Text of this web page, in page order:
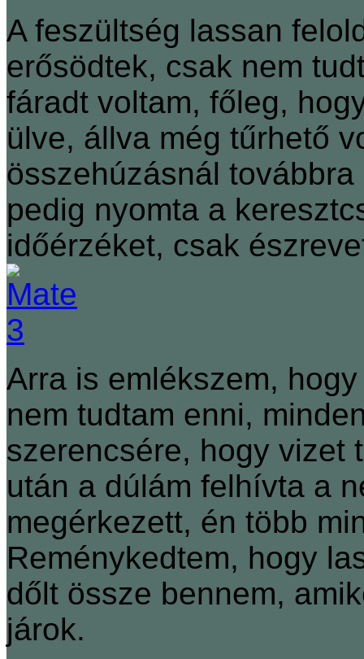
A feszültség lassan
erősödtek, csak nem
fáradt voltam, főleg,
ülve, állva még tűrhető
összehúzásnál
pedig nyomta a
időérzéket, csak
Arra is emlékszem,
nem tudtam enni,
szerencsére, hogy vizet
után a dúlám felhívta a
megérkezett, én több
Reménykedtem, hogy
dőlt össze bennem,
járok.